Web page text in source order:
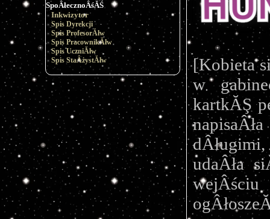
SpoÂłecznoÂśĂŚ
Inkwizytor
Spis Dyrekcji
Spis ProfesorĂłw
Spis PracownikĂłw
Spis UczniĂłw
Spis StaÂżystĂłw
[Kobieta
w
kartkĂŞ
udaÂła